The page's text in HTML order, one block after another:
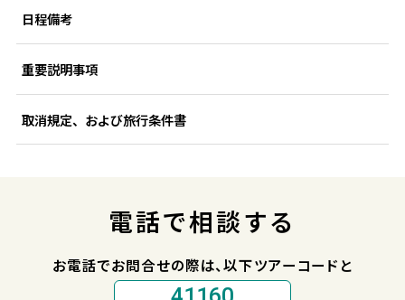
日程備考
重要説明事項
取消規定、および旅行条件書
電話で相談する
お電話でお問合せの際は、以下ツアーコードと